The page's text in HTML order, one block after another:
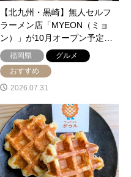
【北九州・黒崎】無人セルフ
ラーメン店「MYEON（ミョ
ン）」が10月オープン予定…
福岡県
グルメ
おすすめ
2026.07.31